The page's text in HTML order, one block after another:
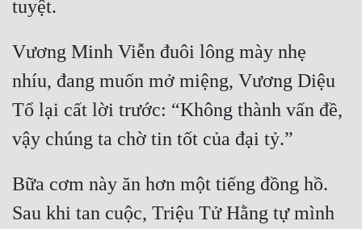
Kinh Dị
Kiếm Hiệp
Kỳ Huyễn
Linh Dị
Làm Giàu
Vương Minh Viễn đuôi lông mày nhẹ
nhíu, đang muốn mở miệng, Vương Diệu
Tổ lại cất lời trước: “Không thành vấn đề,
Bữa cơm này ăn hơn một tiếng đồng hồ.
Sau khi tan cuộc, Triệu Tử Hằng tự mình